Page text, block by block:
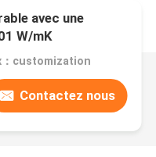
avec une
W/mK
：customization
Contactez nous